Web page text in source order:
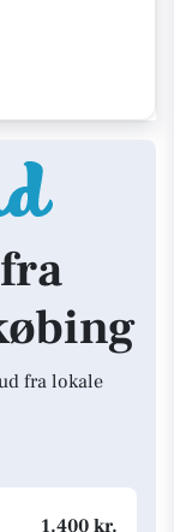
fra lokale
1.400 kr.